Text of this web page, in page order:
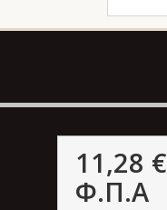
11,28 €
Φ.Π.Α